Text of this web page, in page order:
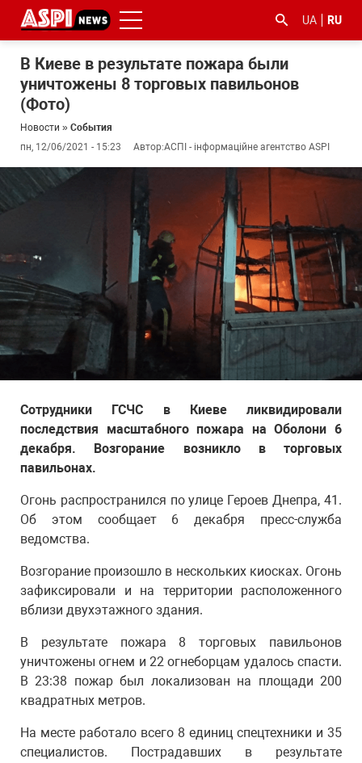
UA RU
В Киеве в результате пожара были
уничтожены 8 торговых павильонов
(Фото)
Новости » События
пн, 12/06/2021 - 15:23
Автор:АСПІ - інформаційне агентство ASPI
Сотрудники ГСЧС в Киеве ликвидировали
последствия масштабного пожара на Оболони 6
декабря. Возгорание возникло в торговых
павильонах.
Огонь распространился по улице Героев Днепра, 41.
Об этом сообщает 6 декабря пресс-служба
ведомства.
Возгорание произошло в нескольких киосках. Огонь
зафиксировали и на территории расположенного
вблизи двухэтажного здания.
В результате пожара 8 торговых павильонов
уничтожены огнем и 22 огнеборцам удалось спасти.
В 23:38 пожар был локализован на площади 200
квадратных метров.
На месте работало всего 8 единиц спецтехники и 35
специалистов. Пострадавших в результате
#ООС
#боротьба
#коронавірус